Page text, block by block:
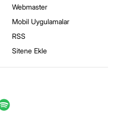
Webmaster
Mobil Uygulamalar
RSS
Sitene Ekle